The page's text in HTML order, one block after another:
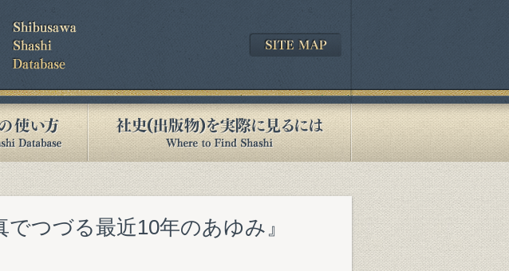
つづる最近10年のあゆみ』